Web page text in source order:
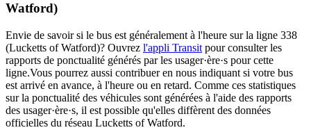
Watford)
Envie de savoir si le bus est généralement à l'heure sur la ligne 338
(Lucketts of Watford)? Ouvrez l'appli Transit pour consulter les
rapports de ponctualité générés par les usager·ère·s pour cette
ligne.Vous pourrez aussi contribuer en nous indiquant si votre bus
est arrivé en avance, à l'heure ou en retard. Comme ces statistiques
sur la ponctualité des véhicules sont générées à l'aide des rapports
des usager·ère·s, il est possible qu'elles diffèrent des données
officielles du réseau Lucketts of Watford.